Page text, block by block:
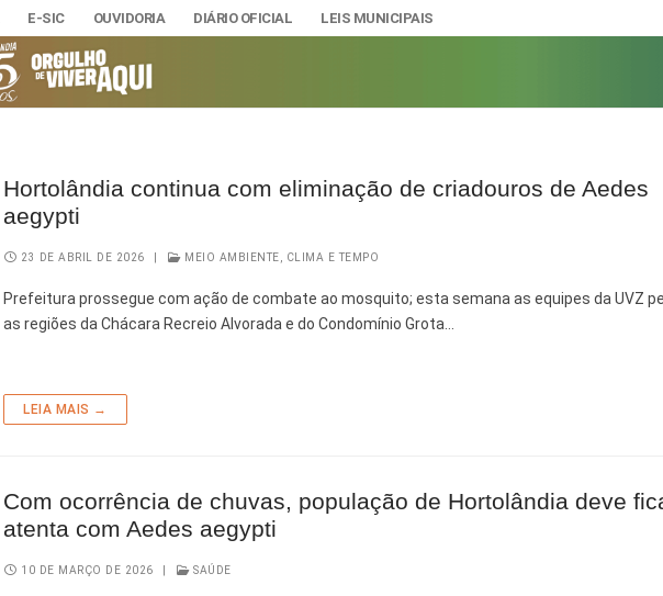
E-SIC OUVIDORIA DIÁRIO OFICIAL LEIS MUNICIPAIS
INSTITUCIONAL
Administração e Gestão de Pessoal
Assuntos Jurídicos
Desenvolvimento Econômico, Trabalho, Turismo e Inovação
Finanças
Governo
NOSSA CIDADE
HINO, BRASÃO E BANDEIRA
Downloads
TRANSPARÊNCIA
DIÁRIO OFICIAL
LEIS MUNICIPAIS
Hortolândia continua com eliminação de criadouros de Aedes
aegypti
23 DE ABRIL DE 2026 MEIO AMBIENTE, CLIMA E TEMPO
Prefeitura prossegue com ação de combate ao mosquito; esta semana as equipes da UVZ
as regiões da Chácara Recreio Alvorada e do Condomínio Grota…
LEIA MAIS →
Com ocorrência de chuvas, população de Hortolândia deve
atenta com Aedes aegypti
10 DE MARÇO DE 2026 SAÚDE